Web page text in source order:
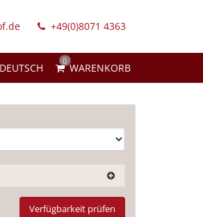
+49(0)8071 4363
DEUTSCH
0
WARENKORB
Verfügbarkeit prüfen